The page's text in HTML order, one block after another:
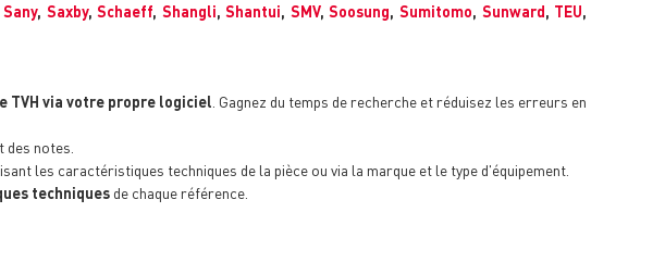
Sany, Saxby,Schaeff, Shangli,Shantui, SMV,Soosung, Sumitomo, Sunward, TEU,
TVH via votre propre logiciel . Gagnez du temps de recherche et réduisez les erreurs en
des notes.
les caractéristiques techniques de la pièce ou via la marque et le type d'équipement.
techniques de chaque référence.